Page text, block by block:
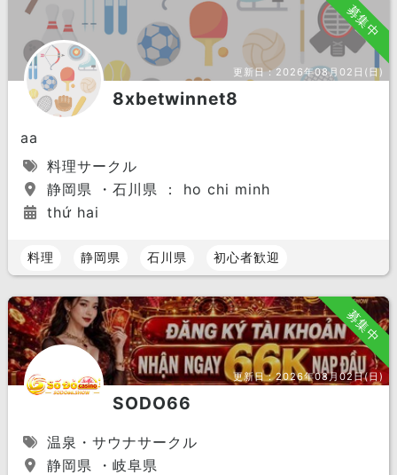
募集中
更新日：2026年08月02日(日)
8xbetwinnet8
aa
料理サークル
静岡県 ・石川県 ： ho chi minh
thứ hai
料理 静岡県 石川県 初心者歓迎
募集中
更新日：2026年08月02日(日)
SODO66
温泉・サウナサークル
静岡県 ・岐阜県